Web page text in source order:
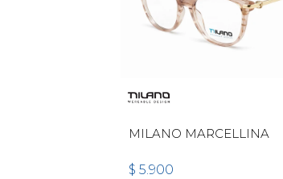
MILANO MARCELLINA
$ 5.900